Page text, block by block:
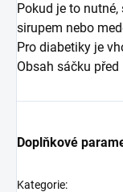
Pokud je to
sirupem nebo
Pro diabetiky je
Obsah sáčku
Doplňkové
Kategorie: